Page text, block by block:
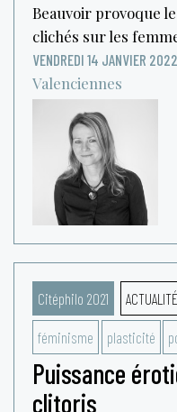
Beauvoir provoque
clichés sur les
VENDREDI 14 JANVIER 2022
Valenciennes
Citéphilo 2021
féminisme plasticité
Puissance
clitoris